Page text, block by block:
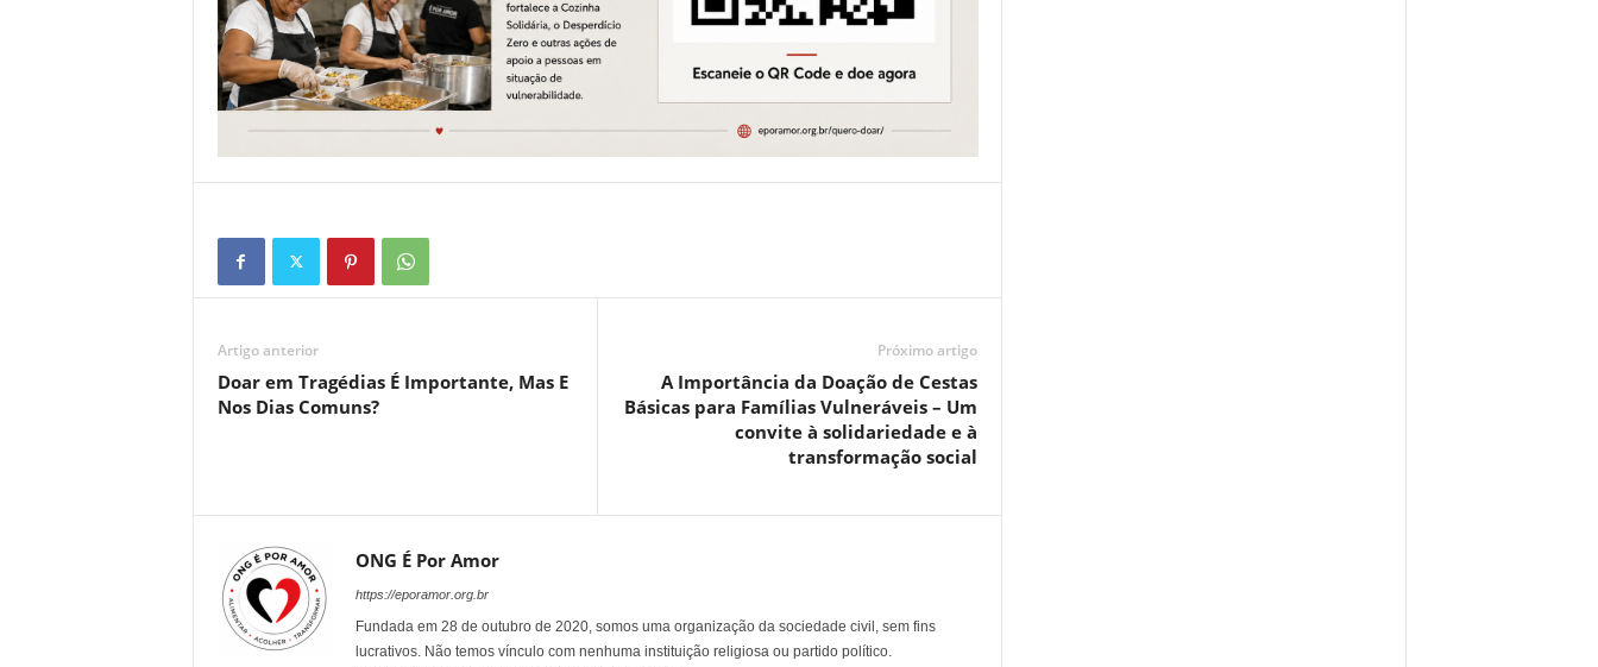
Artigo anterior
Doar em Tragédias É Importante, Mas E
Nos Dias Comuns?
Próximo artigo
A Importância da Doação de Cestas
Básicas para Famílias Vulneráveis – Um
convite à solidariedade e à
transformação social
ONG É Por Amor
https://eporamor.org.br
Fundada em 28 de outubro de 2020, somos uma organização da sociedade civil, sem fins
lucrativos. Não temos vínculo com nenhuma instituição religiosa ou partido político.